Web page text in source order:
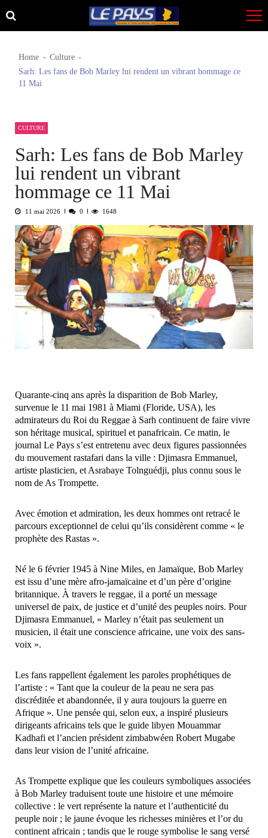
Skip
to
Skip
to
Home
Culture
Sarh: Les fans de Bob Marley lui rendent un vibrant hommage ce
11 Mai
CULTURE
Sarh: Les fans de Bob Marley
lui rendent un vibrant
hommage ce 11 Mai
11 mai 2026 0 1648
‎Quarante-cinq ans après la disparition de Bob Marley,
survenue le 11 mai 1981 à Miami (Floride, USA), les
admirateurs du Roi du Reggae à Sarh continuent de faire vivre
son héritage musical, spirituel et panafricain. Ce matin, le
journal Le Pays s’est entretenu avec deux figures passionnées
du mouvement rastafari dans la ville : Djimasra Emmanuel,
artiste plasticien, et Asrabaye Tolnguédji, plus connu sous le
nom de As Trompette.
‎Avec émotion et admiration, les deux hommes ont retracé le
parcours exceptionnel de celui qu’ils considèrent comme « le
prophète des Rastas ».
‎Né le 6 février 1945 à Nine Miles, en Jamaïque, Bob Marley
est issu d’une mère afro-jamaïcaine et d’un père d’origine
britannique. À travers le reggae, il a porté un message
universel de paix, de justice et d’unité des peuples noirs. Pour
Djimasra Emmanuel, « Marley n’était pas seulement un
musicien, il était une conscience africaine, une voix des sans-
voix ».
‎Les fans rappellent également les paroles prophétiques de
l’artiste : « Tant que la couleur de la peau ne sera pas
discréditée et abandonnée, il y aura toujours la guerre en
Afrique ». Une pensée qui, selon eux, a inspiré plusieurs
dirigeants africains tels que le guide libyen Mouammar
Kadhafi et l’ancien président zimbabwéen Robert Mugabe
dans leur vision de l’unité africaine.
‎As Trompette explique que les couleurs symboliques associées
à Bob Marley traduisent toute une histoire et une mémoire
collective : le vert représente la nature et l’authenticité du
peuple noir ; le jaune évoque les richesses minières et l’or du
continent africain ; tandis que le rouge symbolise le sang versé